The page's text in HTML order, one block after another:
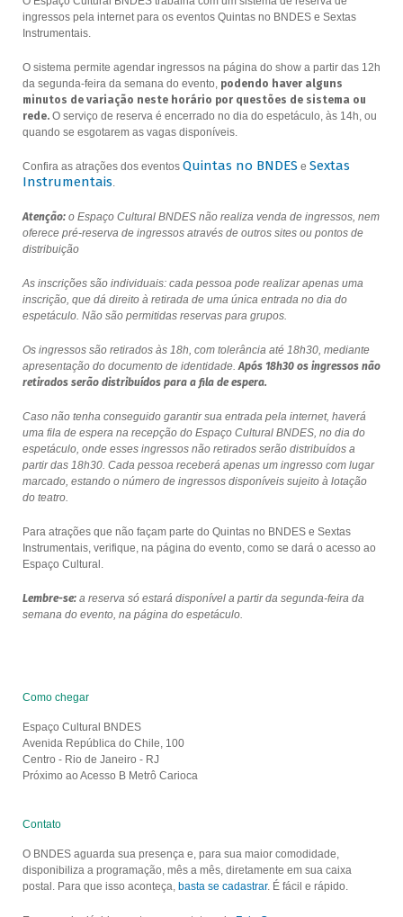
ingressos pela internet para os eventos Quintas no BNDES e Sextas
Instrumentais.
O sistema permite agendar ingressos na página do show a partir das 12h
da segunda-feira da semana do evento, podendo haver alguns
minutos de variação neste horário por questões de sistema ou
rede.O serviço de reserva é encerrado no dia do espetáculo, às 14h, ou
quando se esgotarem as vagas disponíveis.
Confira as atrações dos eventos Quintas no BNDES e Sextas
Instrumentais.
Atenção:o Espaço Cultural BNDES não realiza venda de ingressos, nem
oferece pré-reserva de ingressos através de outros sites ou pontos de
distribuição
As inscrições são individuais: cada pessoa pode realizar apenas uma
inscrição, que dá direito à retirada de uma única entrada no dia do
espetáculo. Não são permitidas reservas para grupos.
Os ingressos são retirados às 18h, com tolerância até 18h30, mediante
apresentação do documento de identidade.Após 18h30 os ingressos não
retirados serão distribuídos para a fila de espera.
Caso não tenha conseguido garantir sua entrada pela internet, haverá
uma fila de espera na recepção do Espaço Cultural BNDES, no dia do
espetáculo, onde esses ingressos não retirados serão distribuídos a
partir das 18h30. Cada pessoa receberá apenas um ingresso com lugar
marcado, estando o número de ingressos disponíveis sujeito à lotação
do teatro.
Para atrações que não façam parte do Quintas no BNDES e Sextas
Instrumentais, verifique, na página do evento, como se dará o acesso ao
Espaço Cultural.
Lembre-se:a reserva só estará disponível a partir da segunda-feira da
semana do evento, na página do espetáculo.
Como chegar
Espaço Cultural BNDES
Avenida República do Chile, 100
Centro - Rio de Janeiro - RJ
Próximo ao Acesso B Metrô Carioca
Contato
O BNDES aguarda sua presença e, para sua maior comodidade,
disponibiliza a programação, mês a mês, diretamente em sua caixa
postal. Para que isso aconteça, basta se cadastrar. É fácil e rápido.